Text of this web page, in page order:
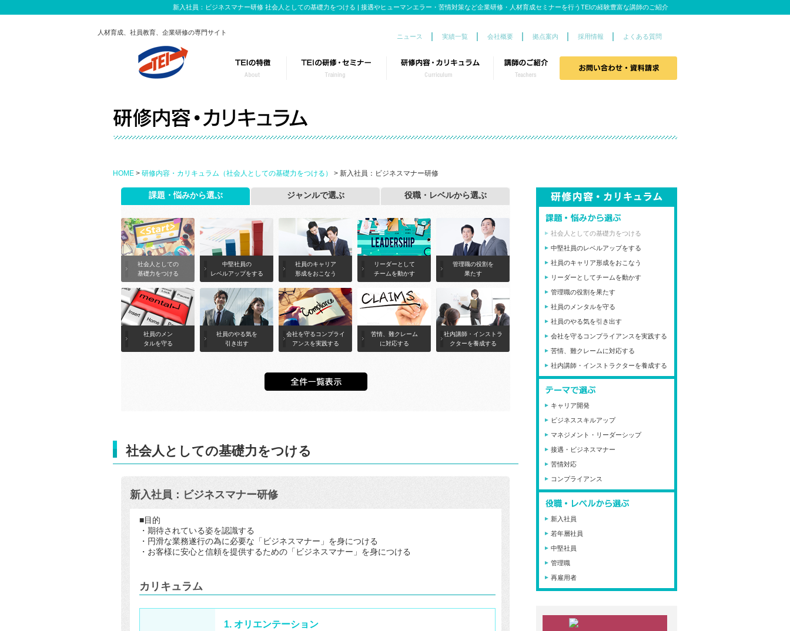
新入社員：ビジネスマナー研修 社会人としての基礎力をつける | 接遇やヒューマンエラー・苦情対策など企業研修・人材育成セミナーを行うTEIの経験豊富な講師のご紹介
人材育成、社員教育、企業研修の専門サイト
ニュース 実績一覧 会社概要 拠点案内 採用情報 よくある質問
研修のポイント
HOME > 研修内容・カリキュラム（社会人としての基礎力をつける） > 新入社員：ビジネスマナー研修
課題・悩みから選ぶ ジャンルで選ぶ 役職・レベルから選ぶ
社会人としての
基礎力をつける
中堅社員の
レベルアップをする
社員のキャリア
形成をおこなう
リーダーとして
チームを動かす
管理職の役割を
果たす
社員のメン
タルを守る
社員のやる気を
引き出す
会社を守るコンプライ
アンスを実践する
苦情、難クレーム
に対応する
社内講師・インストラ
クターを養成する
社会人としての基礎力をつける
新入社員：ビジネスマナー研修
■目的
・期待されている姿を認識する
・円滑な業務遂行の為に必要な「ビジネスマナー」を身につける
・お客様に安心と信頼を提供するための「ビジネスマナー」を身につける
カリキュラム
1. オリエンテーション
社会人としての基礎力をつける
中堅社員のレベルアップをする
社員のキャリア形成をおこなう
リーダーとしてチームを動かす
管理職の役割を果たす
社員のメンタルを守る
社員のやる気を引き出す
会社を守るコンプライアンスを実践する
苦情、難クレームに対応する
社内講師・インストラクターを養成する
キャリア開発
ビジネススキルアップ
マネジメント・リーダーシップ
接遇・ビジネスマナー
苦情対応
コンプライアンス
新入社員
若年層社員
中堅社員
管理職
再雇用者